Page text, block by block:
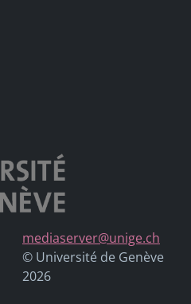
mediaserver@unige.ch
© Université de Genève
2026